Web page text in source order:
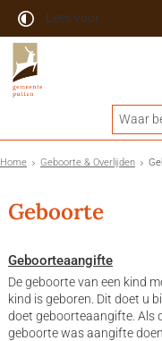
Lees voor
Home Geboorte & Overlijden
Geboorte
Geboorteaangifte
De geboorte van een kind
kind is geboren. Dit doet u
doet geboorteaangifte. Als
geboorte was aangifte